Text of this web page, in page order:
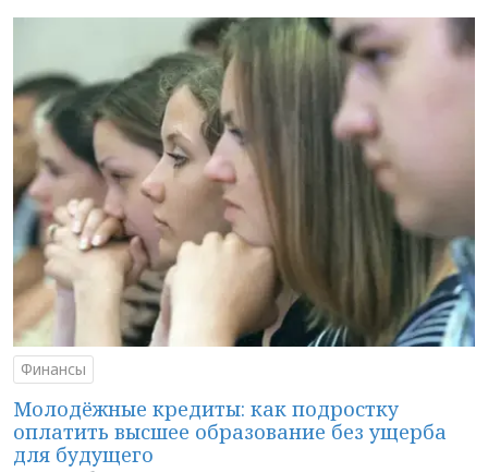
Финансы
Молодёжные кредиты: как подростку
оплатить высшее образование без ущерба
для будущего